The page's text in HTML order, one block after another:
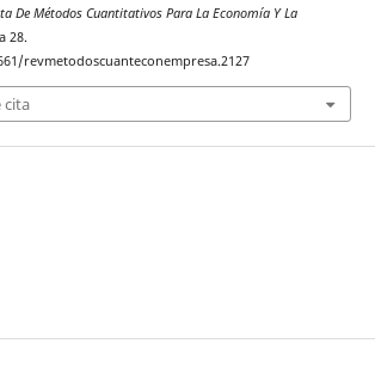
De Métodos Cuantitativos Para La Economía Y La
28.
revmetodoscuanteconempresa.2127
cita